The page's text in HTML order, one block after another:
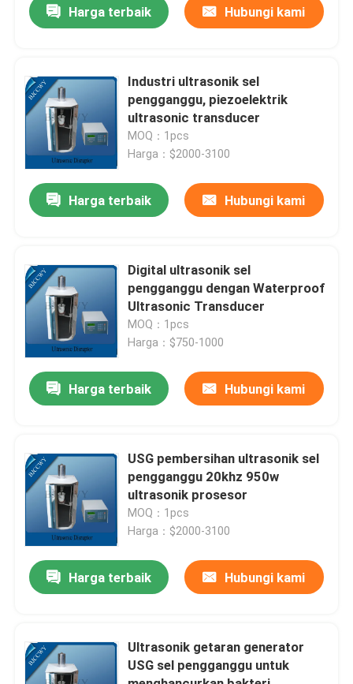
Produk
Tentang kami
Tur Pabrik
Hubungi kami
Permintaan Penawaran
Ultrasonic Transducer pembersihan
Multi frekuensi Ultrasonic Transducer
Harga terbaik Hubungi kami
Industri ultrasonik sel
pengganggu, piezoelektrik
ultrasonic transducer
MOQ：1pcs
Harga：$2000-3100
Harga terbaik Hubungi kami
Digital ultrasonik sel
pengganggu dengan Waterproof
Ultrasonic Transducer
MOQ：1pcs
Harga：$750-1000
Harga terbaik Hubungi kami
USG pembersihan ultrasonik sel
pengganggu 20khz 950w
ultrasonik prosesor
MOQ：1pcs
Harga：$2000-3100
Harga terbaik Hubungi kami
Ultrasonik getaran generator
USG sel pengganggu untuk